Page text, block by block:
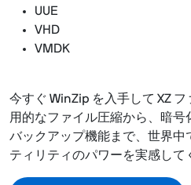
UUE
VHD
VMDK
今すぐ WinZip を入手して XZ
用的なファイル圧縮から、暗号
バックアップ機能まで、世界中
ティリティのパワーを実感して